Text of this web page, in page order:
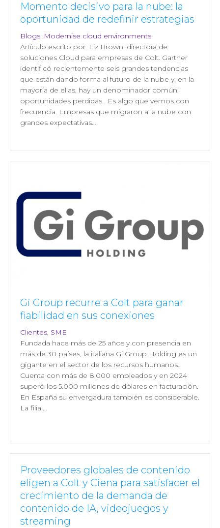
Momento decisivo para la nube: la
oportunidad de redefinir estrategias
Blogs, Modernise cloud environments
Artículo escrito por: Liz Brown, directora de
soluciones Cloud para empresas de Colt. Gartner
identificó recientemente seis grandes tendencias
que están dando forma al futuro de la nube y, en la
mayoría de ellas, hay un denominador común:
oportunidades perdidas. Es algo que vemos con
frecuencia. Empresas que migraron a la nube con
grandes expectativas…
Gi Group recurre a Colt para ganar
fiabilidad en sus conexiones
Clientes, SME
Fundada hace más de 25 años y con presencia en
más de 30 países, la italiana Gi Group Holding es un
gigante en el sector de los recursos humanos.
Cuenta con más de 8.000 empleados y en 2024
superó los 5.000 millones de dólares en facturación.
En España su envergadura también es considerable.
La filial…
Proveedores globales de contenido
eligen a Colt y Ciena para satisfacer el
crecimiento de la demanda de
contenido de IA, videojuegos y
streaming